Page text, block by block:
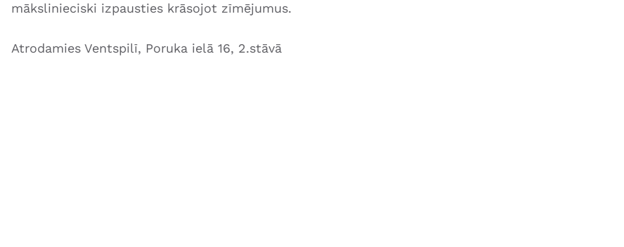
mākslinieciski izpausties krāsojot zīmējumus.
Atrodamies Ventspilī, Poruka ielā 16, 2.stāvā